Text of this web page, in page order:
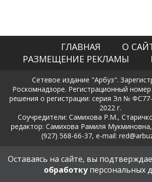
ГЛАВНАЯ
О
РАЗМЕЩЕНИЕ РЕКЛАМЫ
Сетевое издание "Арбуз".
Роскомнадзоре. Регистрационный
решения о регистрации: серия Эл №
2022 г.
Соучредители: Самихова Р.М.,
редактор: Самихова Рамиля
(927) 568-66-37, e-mail:
Политика в отношении обработки и
данных
Оставаясь на сайте, вы
обработкуперсональных